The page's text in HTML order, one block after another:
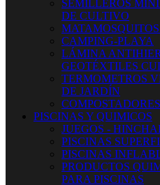
SEMILLEROS
DE CULTIVO
CAMPING-PLAYA
LÁMINA
GEOTÉXTILES
TERMOMETROS
DE JARDÍN
COMPOSTADORES
PISCINAS Y QUIMICOS
JUEGOS -
PISCINAS
PISCINAS
PRODUCTOS
PARA PISCINAS